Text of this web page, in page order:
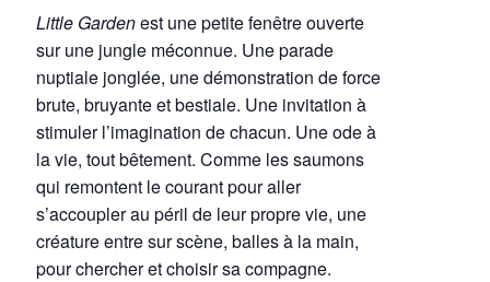
Little Gardenest une petite fenêtre ouverte
sur une jungle méconnue. Une parade
nuptiale jonglée, une démonstration de force
brute, bruyante et bestiale. Une invitation à
stimuler l’imagination de chacun. Une ode à
la vie, tout bêtement. Comme les saumons
qui remontent le courant pour aller
s’accoupler au péril de leur propre vie, une
créature entre sur scène, balles à la main,
pour chercher et choisir sa compagne.